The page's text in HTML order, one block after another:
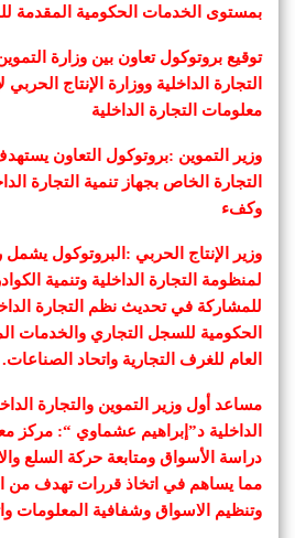
بمستوى الخدمات الحكومية المقدمة
توقيع بروتوكول تعاون بين وزارة
‏‏التجارة الداخلية ووزارة الإنتاج
معلومات التجارة الداخلية
وزير التموين :بروتوكول التعاون
التجارة الخاص بجهاز تنمية التجارة
وكفء
وزير الإنتاج الحربي :البروتوكول يشمل
لمنظومة التجارة الداخلية وتنمية
للمشاركة في تحديث نظم التجارة
الحكومية للسجل التجاري والخدمات
العام للغرف التجارية واتحاد الصناعات.
مساعد أول وزير التموين والتجارة
الداخلية د”إبراهيم عشماوي “: مركز
دراسة الأسواق ومتابعة حركة السلع
مما يساهم في اتخاذ قررات تهدف من
وتنظيم الاسواق وشفافية المعلومات